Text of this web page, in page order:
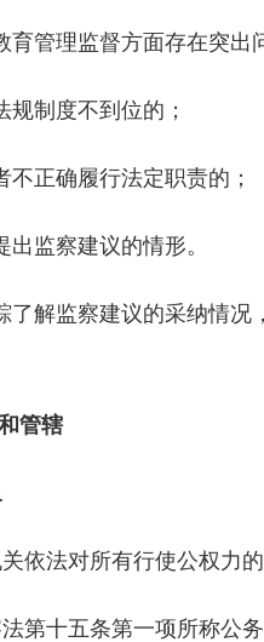
管理监督方面存在突出
制度不到位的；
正确履行法定职责的；
监察建议的情形。
监察建议的采纳情况
管辖
法对所有行使公权力的
十五条第一项所称公务